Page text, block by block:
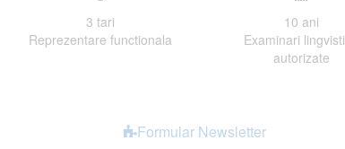
3 tari
Reprezentare functionala
10 ani
Examinari
autorizate
Formular Newsletter